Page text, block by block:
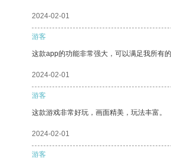
2024-02-01
游客
这款app的功能非常强大，可以满足我所有
2024-02-01
游客
这款游戏非常好玩，画面精美，玩法丰富。
2024-02-01
游客